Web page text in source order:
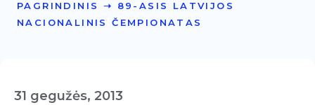
PAGRINDINIS ➝ 89-ASIS LATVIJOS
NACIONALINIS ČEMPIONATAS
31 gegužės, 2013